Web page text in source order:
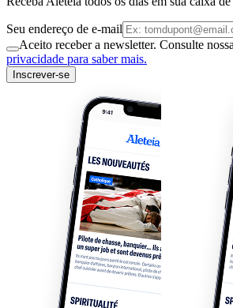
Seu endereço de e-mail
Aceito receber a newsletter. Consulte nossa
privacidade para saber mais.
Inscrever-se